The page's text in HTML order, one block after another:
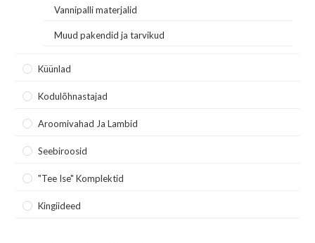
Vannipalli materjalid
Muud pakendid ja tarvikud
Küünlad
Kodulõhnastajad
Aroomivahad Ja Lambid
Seebiroosid
"Tee Ise" Komplektid
Kingiideed